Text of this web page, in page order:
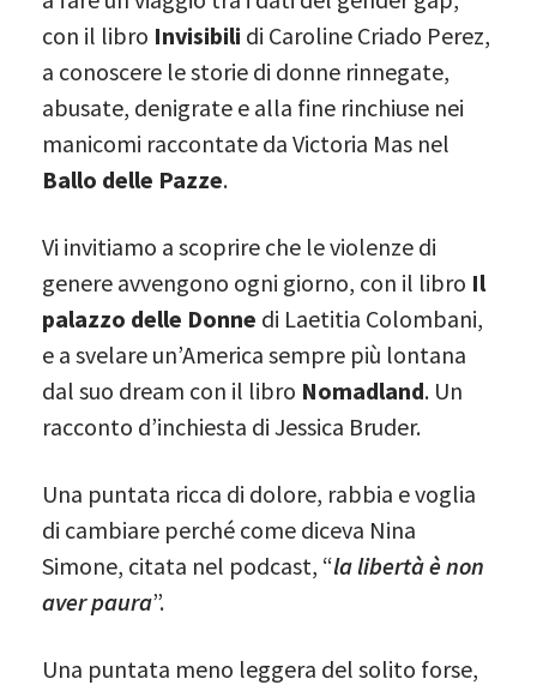
con il libro Invisibili di Caroline Criado Perez,
a conoscere le storie di donne rinnegate,
abusate, denigrate e alla fine rinchiuse nei
manicomi raccontate da Victoria Mas nel
Ballo delle Pazze.
Vi invitiamo a scoprire che le violenze di
genere avvengono ogni giorno, con il libro Il
palazzo delle Donne di Laetitia Colombani,
e a svelare un’America sempre più lontana
dal suo dream con il libro Nomadland. Un
racconto d’inchiesta di Jessica Bruder.
Una puntata ricca di dolore, rabbia e voglia
di cambiare perché come diceva Nina
Simone, citata nel podcast, “la libertà è non
aver paura”.
Una puntata meno leggera del solito forse,